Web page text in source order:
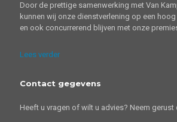
Door de prettige samenwerking met Van
kunnen wij onze dienstverlening op een hoog
en ook concurrerend blijven met onze
Lees verder
Contact gegevens
Heeft u vragen of wilt u advies? Neem